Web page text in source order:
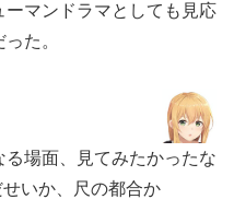
ーマンドラマとしても見応
た。
場面、見てみたかったな
いか、尺の都合か